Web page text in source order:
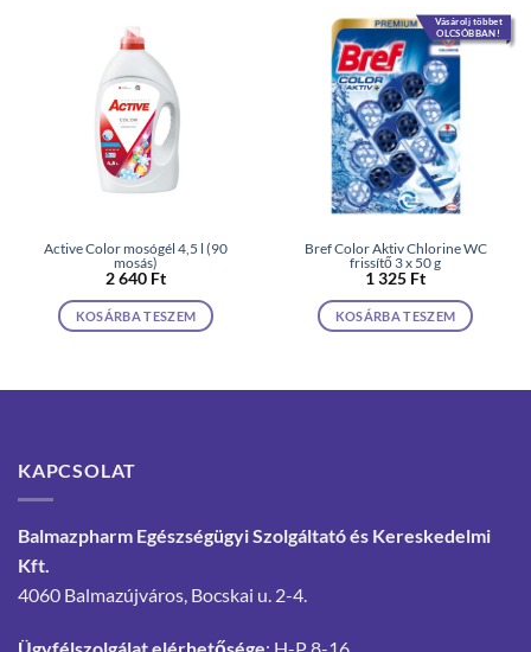
Active Color mosógél 4,5 l (90
mosás)
2 640 Ft
KOSÁRBA TESZEM
Vásárolj többet
OLCSÓBBAN!
Bref Color Aktiv Chlorine WC
frissítő 3 x 50 g
1 325 Ft
KOSÁRBA TESZEM
KAPCSOLAT
Balmazpharm Egészségügyi Szolgáltató és Kereskedelmi
Kft.
4060 Balmazújváros, Bocskai u. 2-4.